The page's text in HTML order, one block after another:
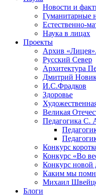
Новости и
Гуманитарные
Естественно-
Наука в лицах
Проекты
Архив
Русский Север
Архитектура
Дмитрий
И.С.Фрадков
Здоровье
Великая
Педагогика С.
Конкурс
Конкурс «Во
Конкурс новой
Каким мы
Михаил
Блоги